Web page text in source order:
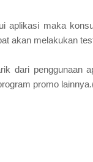
aplikasi maka
akan melakukan
dari penggunaan
promo